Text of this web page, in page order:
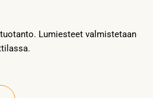
Lumiesteet valmistetaan